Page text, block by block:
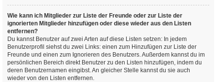
Wie kann ich Mitglieder zur Liste der Freunde oder zur Liste der
ignorierten Mitglieder hinzufügen oder diese wieder aus den Listen
entfernen?
Du kannst Benutzer auf zwei Arten auf diese Listen setzen: In jedem
Benutzerprofil siehst du zwei Links: einen zum Hinzufügen zur Liste der
Freunde und einen zum Ignorieren des Benutzers. Außerdem kannst du im
persönlichen Bereich direkt Benutzer zu den Listen hinzufügen, indem du
deren Benutzernamen eingibst. An gleicher Stelle kannst du sie auch
wieder von den Listen entfernen.